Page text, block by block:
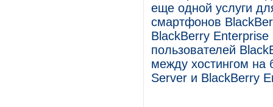
еще одной услуги
смартфонов
BlackBerry Enterprise
пользователей
между хостингом на
Server и BlackBerry